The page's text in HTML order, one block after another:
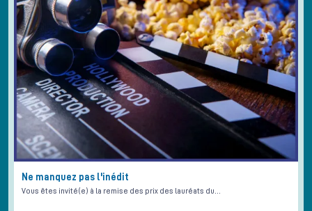
Ne manquez pas l'inédit
Vous êtes invité(e) à la remise des prix des lauréats du…